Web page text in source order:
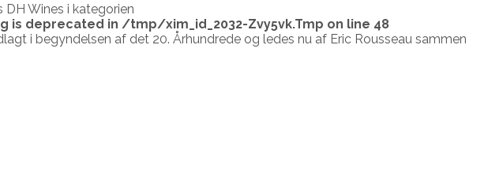
DH Wines i kategorien
is deprecated in /tmp/xim_id_2032-Zvy5vk.Tmp on line 48
i begyndelsen af det 20. Århundrede og ledes nu af Eric Rousseau sammen